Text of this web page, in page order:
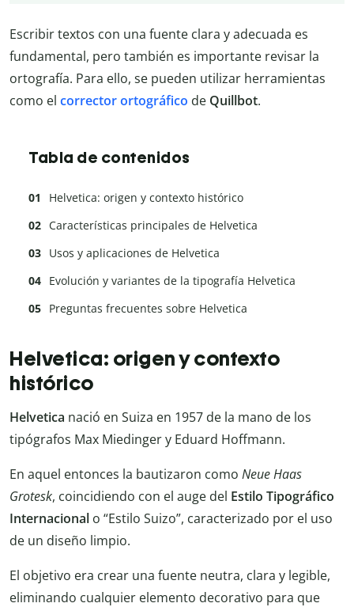
Escribir textos con una fuente clara y adecuada es
fundamental, pero también es importante revisar la
ortografía. Para ello, se pueden utilizar herramientas
como el corrector ortográfico de Quillbot.
Tabla de contenidos
Helvetica: origen y contexto histórico
Características principales de Helvetica
Usos y aplicaciones de Helvetica
Evolución y variantes de la tipografía Helvetica
Preguntas frecuentes sobre Helvetica
Helvetica: origen y contexto
histórico
Helvetica nació en Suiza en 1957 de la mano de los
tipógrafos Max Miedinger y Eduard Hoffmann.
En aquel entonces la bautizaron como Neue Haas
Grotesk, coincidiendo con el auge del Estilo Tipográfico
Internacional o “Estilo Suizo”, caracterizado por el uso
de un diseño limpio.
El objetivo era crear una fuente neutra, clara y legible,
eliminando cualquier elemento decorativo para que